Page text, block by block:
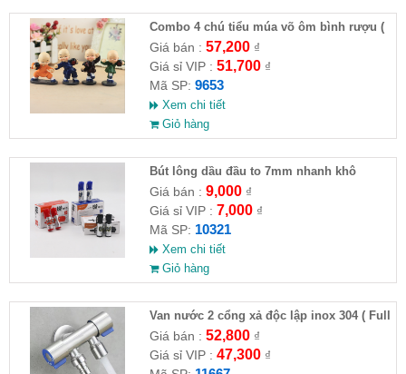
Combo 4 chú tiểu múa võ ôm bình rượu (
HĐ )
Giá bán : 57,200₫
Giá sỉ VIP : 51,700₫
Mã SP: 9653
Xem chi tiết
Giỏ hàng
Bút lông dầu đầu to 7mm nhanh khô
Giá bán : 9,000₫
Giá sỉ VIP : 7,000₫
Mã SP: 10321
Xem chi tiết
Giỏ hàng
Van nước 2 cổng xả độc lập inox 304 ( Full
VAT )
Giá bán : 52,800₫
Giá sỉ VIP : 47,300₫